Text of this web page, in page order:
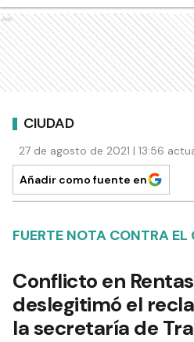
Ads
CIUDAD
27 de agosto de 2021 | 13:56
Añadir como fuente en
FUERTE NOTA CONTRA EL
Conflicto en
deslegitimó el
la secretaría de